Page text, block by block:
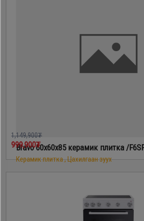
Bravo 60х60х85 керамик плитка /
Керамик плитка , Цахилгаан зуух
1,149,900₮
999,900₮